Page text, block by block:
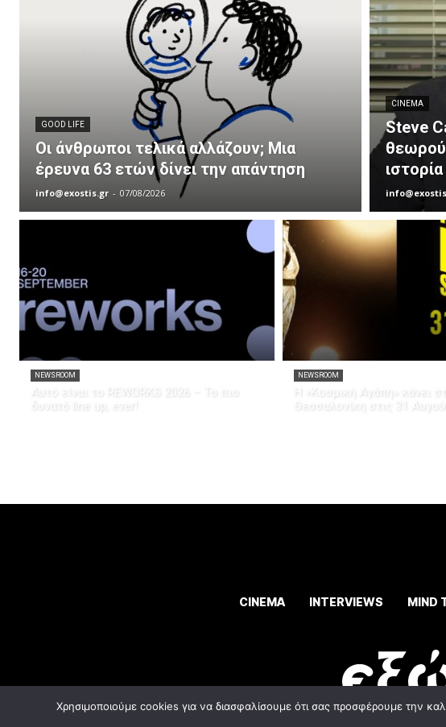
GOOD LIFE
Οι άνθρωποι τελικά αλλάζουν; Μια
έρευνα 63 ετών δίνει την απάντηση
info@exostis.gr - 07/08/2026
CINEMA
Steve
ιστορία
NEWSROOM
Αυτό είναι το REWORKS 2026 – Το πιο
δυνατό line up, ever!
NEWSROOM
Η «Κοσμική Αγάπη» κάνει
Θεσσαλονίκη στις 31
CINEMA INTERVIEWS MIND
Χρησιμοποιούμε cookies για να διασφαλίσουμε ότι σας προσφέρουμε την